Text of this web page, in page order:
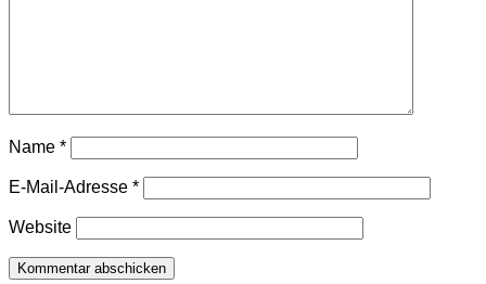
Name *
E-Mail-Adresse *
Website